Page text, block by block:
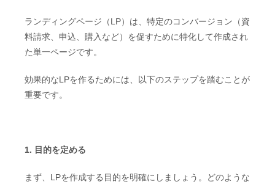
ランディングページ（LP）は、特定のコンバージョン（資
料請求、申込、購入など）を促すために特化して作成され
た単一ページです。
効果的なLPを作るためには、以下のステップを踏むことが
重要です。
1. 目的を定める
まず、LPを作成する目的を明確にしましょう。どのような